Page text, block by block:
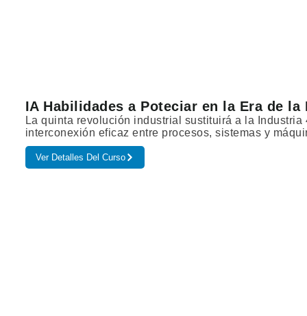
IA Habilidades a Poteciar en la Era de
La quinta revolución industrial sustituirá a la
interconexión eficaz entre procesos, sistemas y
Ver Detalles Del Curso